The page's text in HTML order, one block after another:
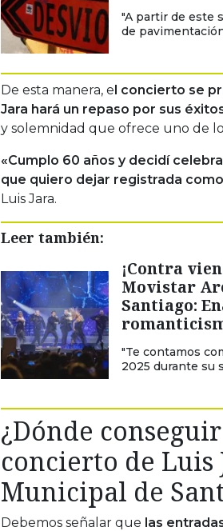
"A partir de este
de
De esta manera, el concierto se
Jara hará un repaso por sus
y solemnidad que ofrece uno de
«Cumplo 60 años y decidí
que quiero dejar registrada
Luis Jara.
Leer también:
¡Contra
Movistar
Santiago:
"Te contamos
2025 durante su
¿Dónde
concierto de Luis
Municipal de
Debemos señalar que las